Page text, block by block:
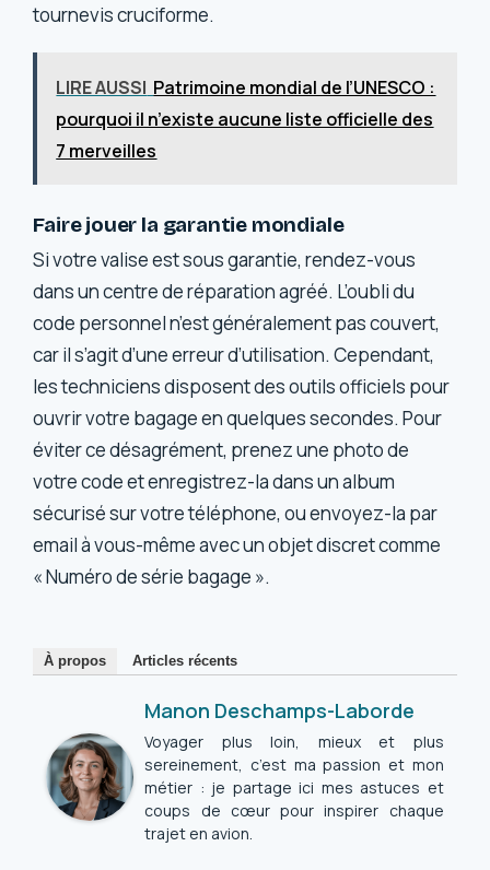
tournevis cruciforme.
LIRE AUSSI Patrimoine mondial de l’UNESCO :
pourquoi il n’existe aucune liste officielle des
7 merveilles
Faire jouer la garantie mondiale
Si votre valise est sous garantie, rendez-vous
dans un centre de réparation agréé. L’oubli du
code personnel n’est généralement pas couvert,
car il s’agit d’une erreur d’utilisation. Cependant,
les techniciens disposent des outils officiels pour
ouvrir votre bagage en quelques secondes. Pour
éviter ce désagrément, prenez une photo de
votre code et enregistrez-la dans un album
sécurisé sur votre téléphone, ou envoyez-la par
email à vous-même avec un objet discret comme
« Numéro de série bagage ».
À propos Articles récents
Manon Deschamps-Laborde
Voyager plus loin, mieux et plus
sereinement, c’est ma passion et mon
métier : je partage ici mes astuces et
coups de cœur pour inspirer chaque
trajet en avion.